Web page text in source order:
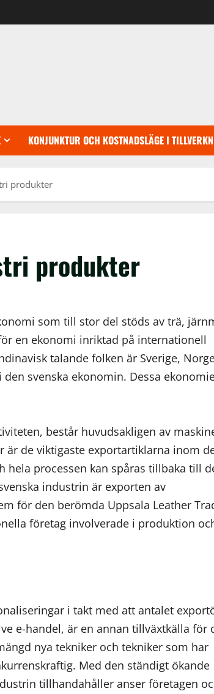
KONJUNKTUR OCH KOSTNADSLÄGE I
produkter
produkter
som till stor del stöds av trä,
en ekonomi inriktad på internationell
talande folken är Sverige,
svenska ekonomin. Dessa
består huvudsakligen av
de viktigaste exportartiklarna inom
hela processen kan spåras tillbaka till
industrin är exporten av
för den berömda Uppsala Leather
företag involverade i produktion
i takt med att antalet
e-handel, är en annan tillväxtkälla för
nya tekniker och tekniker som har
Med den ständigt ökande
tillhandahåller anser företagen